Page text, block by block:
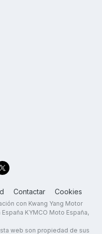
Contactar Cookies
con Kwang Yang Motor
KYMCO Moto España,
web son propiedad de sus